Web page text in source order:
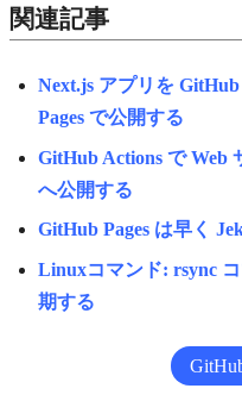
関連記事
Next.js アプリを
Pages で公開する
GitHub Actions で Web
へ公開する
GitHub Pages は早く
Linuxコマンド: rsync
期する